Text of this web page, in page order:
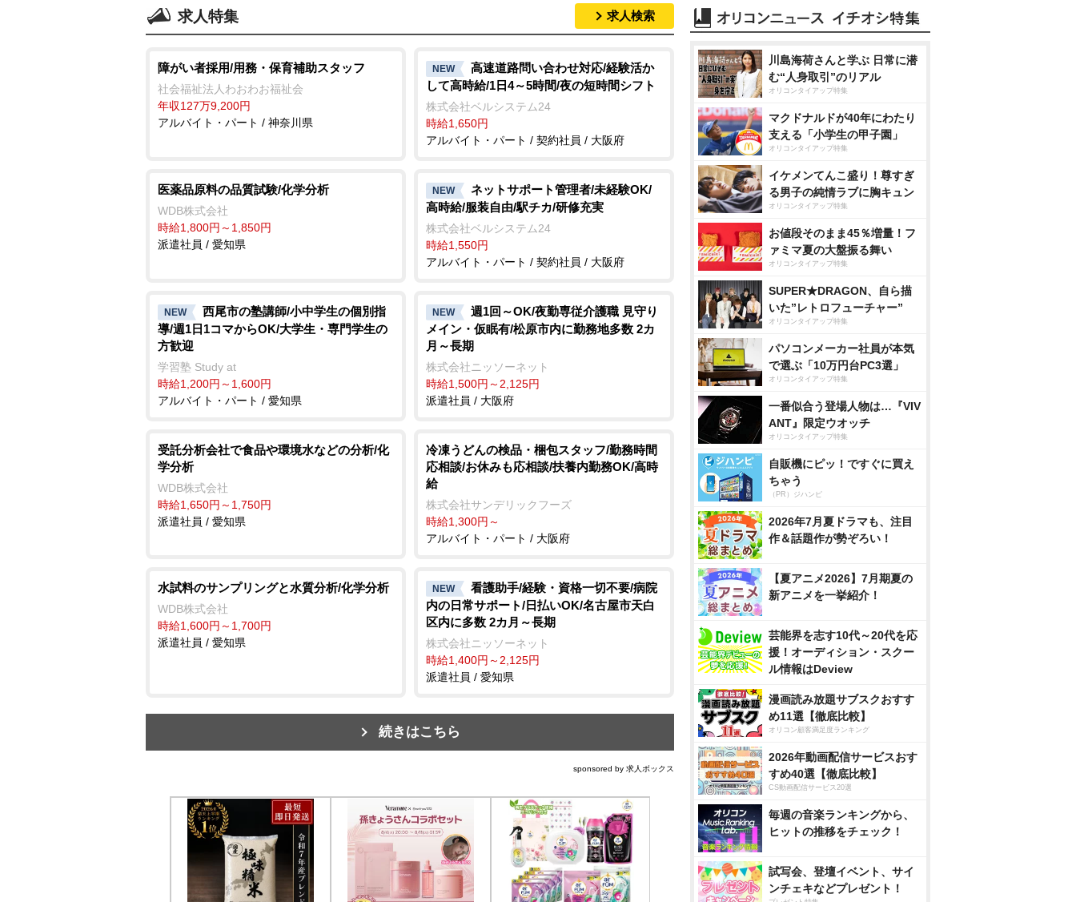
t
e
求人特集 求人検索
障がい者採用/用務・保育補助スタッフ
社会福祉法人わおわお福祉会
年収127万9,200円
アルバイト・パート / 神奈川県
NEW
高速道路問い合わせ対応/経験活か
して高時給/1日4～5時間/夜の短時間シフト
株式会社ベルシステム24
時給1,650円
アルバイト・パート / 契約社員 / 大阪府
医薬品原料の品質試験/化学分析
WDB株式会社
時給1,800円～1,850円
派遣社員 / 愛知県
NEW
ネットサポート管理者/未経験OK/
高時給/服装自由/駅チカ/研修充実
株式会社ベルシステム24
時給1,550円
アルバイト・パート / 契約社員 / 大阪府
NEW
西尾市の塾講師/小中学生の個別指
導/週1日1コマからOK/大学生・専門学生の
方歓迎
学習塾 Study at
時給1,200円～1,600円
アルバイト・パート / 愛知県
NEW
週1回～OK/夜勤専従介護職 見守り
メイン・仮眠有/松原市内に勤務地多数 2カ
月～長期
株式会社ニッソーネット
時給1,500円～2,125円
派遣社員 / 大阪府
受託分析会社で食品や環境水などの分析/化
学分析
WDB株式会社
時給1,650円～1,750円
派遣社員 / 愛知県
冷凍うどんの検品・梱包スタッフ/勤務時間
応相談/お休みも応相談/扶養内勤務OK/高時
給
株式会社サンデリックフーズ
時給1,300円～
アルバイト・パート / 大阪府
水試料のサンプリングと水質分析/化学分析
WDB株式会社
時給1,600円～1,700円
派遣社員 / 愛知県
NEW
看護助手/経験・資格一切不要/病院
内の日常サポート/日払いOK/名古屋市天白
区内に多数 2カ月～長期
株式会社ニッソーネット
時給1,400円～2,125円
派遣社員 / 愛知県
続きはこちら
sponsored by 求人ボックス
川島海荷さんと学ぶ 日常に潜
む“人身取引”のリアル
オリコンタイアップ特集
マクドナルドが40年にわたり
支える「小学生の甲子園」
オリコンタイアップ特集
イケメンてんこ盛り！尊すぎ
る男子の純情ラブに胸キュン
オリコンタイアップ特集
お値段そのまま45％増量！フ
ァミマ夏の大盤振る舞い
オリコンタイアップ特集
SUPER★DRAGON、自ら描
いた”レトロフューチャー”
オリコンタイアップ特集
パソコンメーカー社員が本気
で選ぶ「10万円台PC3選」
オリコンタイアップ特集
一番似合う登場人物は…『VIV
ANT』限定ウオッチ
オリコンタイアップ特集
自販機にピッ！ですぐに買え
ちゃう
（PR）ジハンピ
2026年7月夏ドラマも、注目
作＆話題作が勢ぞろい！
【夏アニメ2026】7月期夏の
新アニメを一挙紹介！
芸能界を志す10代～20代を応
援！オーディション・スクー
ル情報はDeview
漫画読み放題サブスクおすす
め11選【徹底比較】
オリコン顧客満足度ランキング
2026年動画配信サービスおす
すめ40選【徹底比較】
CS動画配信サービス20選
毎週の音楽ランキングから、
ヒットの推移をチェック！
試写会、登壇イベント、サイ
ンチェキなどプレゼント！